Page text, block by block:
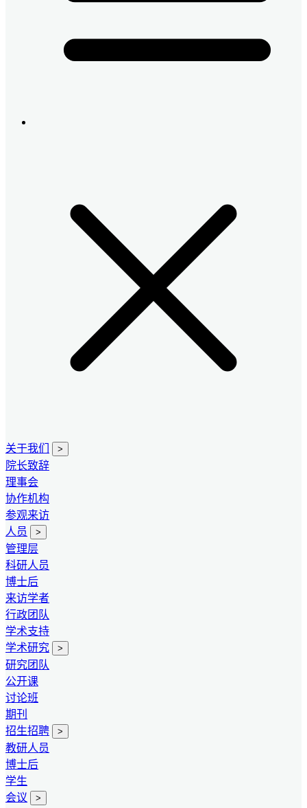
关于我们 >
院长致辞
理事会
协作机构
参观来访
人员
>
管理层
科研人员
博士后
来访学者
行政团队
学术支持
学术研究
>
研究团队
公开课
讨论班
期刊
招生招聘
>
教研人员
博士后
学生
会议
>